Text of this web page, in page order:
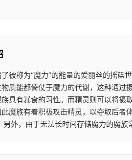
被称为“魔力”的能量的爱丽丝的摇篮
质能都倚仗于魔力的代谢，这种通过
具有暴食的习性。而精灵则可以将
魔族有着积极攻击精灵，以夺取后者
另外，由于无法长时间存储魔力的魔